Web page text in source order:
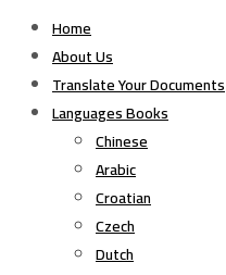
Home
About Us
Translate Your Documents
Languages Books
Chinese
Arabic
Croatian
Czech
Dutch